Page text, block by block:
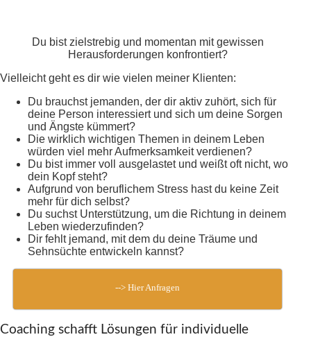
Du bist zielstrebig und momentan mit gewissen
Herausforderungen konfrontiert?
Vielleicht geht es dir wie vielen meiner Klienten:
Du brauchst jemanden, der dir aktiv zuhört, sich für
deine Person interessiert und sich um deine Sorgen
und Ängste kümmert?
Die wirklich wichtigen Themen in deinem Leben
würden viel mehr Aufmerksamkeit verdienen?
Du bist immer voll ausgelastet und weißt oft nicht, wo
dein Kopf steht?
Aufgrund von beruflichem Stress hast du keine Zeit
mehr für dich selbst?
Du suchst Unterstützung, um die Richtung in deinem
Leben wiederzufinden?
Dir fehlt jemand, mit dem du deine Träume und
Sehnsüchte entwickeln kannst?
--> Hier Anfragen
Coaching schafft Lösungen für individuelle